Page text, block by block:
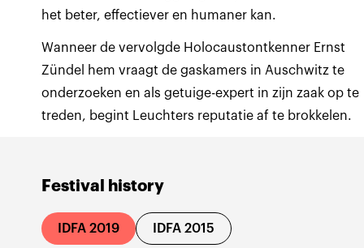
Festival history
IDFA 2019 IDFA 2015
het beter, effectiever en humaner kan.
Wanneer de vervolgde Holocaustontkenner Ernst
Zündel hem vraagt de gaskamers in Auschwitz te
onderzoeken en als getuige-expert in zijn zaak op te
treden, begint Leuchters reputatie af te brokkelen.